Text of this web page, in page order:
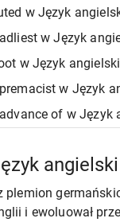
w Język
w Język
w Język
w Język
of w Język
angielski
plemion
i ewoluował